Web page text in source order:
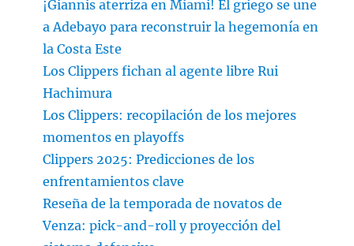
¡Giannis aterriza en Miami! El griego se une
a Adebayo para reconstruir la hegemonía en
la Costa Este
Los Clippers fichan al agente libre Rui
Hachimura
Los Clippers: recopilación de los mejores
momentos en playoffs
Clippers 2025: Predicciones de los
enfrentamientos clave
Reseña de la temporada de novatos de
Venza: pick-and-roll y proyección del